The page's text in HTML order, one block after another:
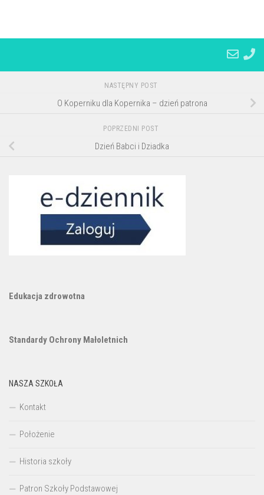
NASTĘPNY POST
O Koperniku dla Kopernika – dzień patrona
POPRZEDNI POST
Dzień Babci i Dziadka
Edukacja zdrowotna
Standardy Ochrony Małoletnich
NASZA SZKOŁA
Kontakt
Położenie
Historia szkoły
Patron Szkoły Podstawowej